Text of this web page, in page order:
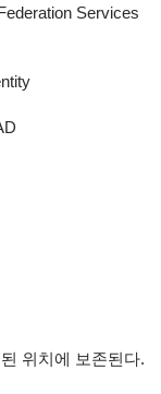
Services
위치에 보존된다.